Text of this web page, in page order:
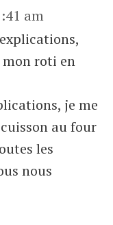
am
roti en
je me
au four
les
nous